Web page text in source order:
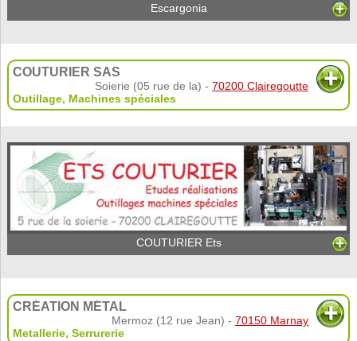
Escargonia
COUTURIER SAS
Soierie (05 rue de la) -70200 Clairegoutte
Outillage, Machines spéciales
COUTURIER Ets
CRÉATION MÉTAL
Mermoz (12 rue Jean) -70150 Marnay
Metallerie, Serrurerie